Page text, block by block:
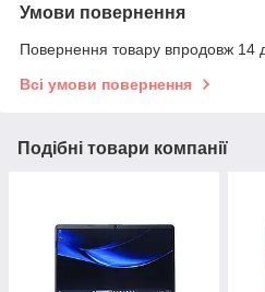
Умови повернення
Повернення товару впродовж 14
Всі умови повернення
Подібні товари компанії